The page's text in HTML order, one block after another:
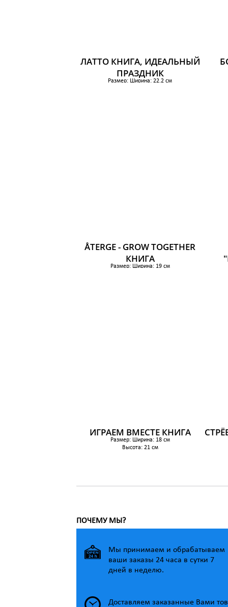
ЛАТТО КНИГА, ИДЕАЛЬНЫЙ
ПРАЗДНИК
Размер: Ширина: 22.2 см
ÅTERGE - GROW TOGETHER
КНИГА
Размер: Ширина: 19 см
ИГРАЕМ ВМЕСТЕ КНИГА
Размер: Ширина: 18 см
Высота: 21 см
ПОЧЕМУ МЫ?
Мы принимаем и обрабатываем
ваши заказы 24 часа в сутки 7
дней в неделю.
Доставляем заказанные Вами